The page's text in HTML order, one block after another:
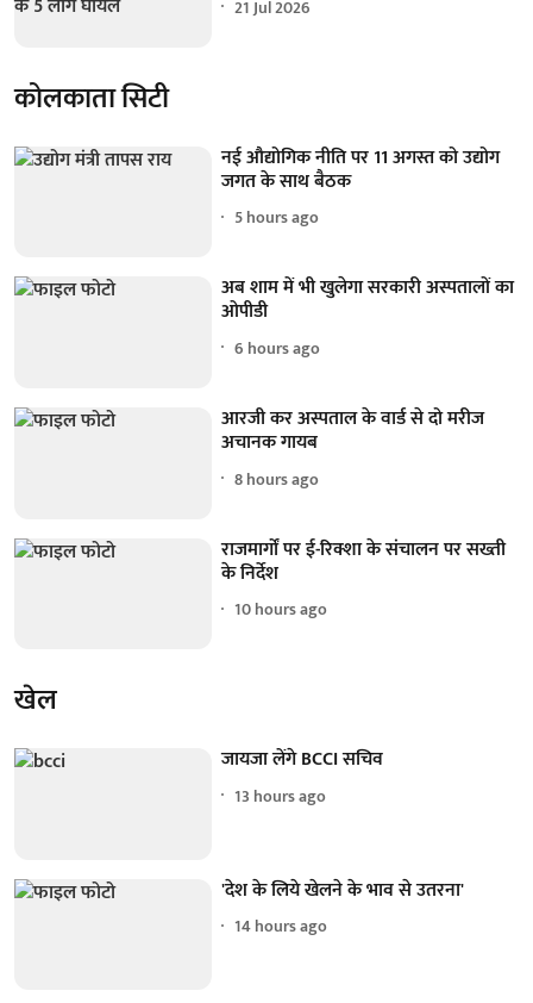
21 Jul 2026
कोलकाता सिटी
नई औद्योगिक नीति पर 11 अगस्त को उद्योग
जगत के साथ बैठक
5 hours ago
अब शाम में भी खुलेगा सरकारी अस्पतालों का
ओपीडी
6 hours ago
आरजी कर अस्पताल के वार्ड से दो मरीज
अचानक गायब
8 hours ago
राजमार्गों पर ई-रिक्शा के संचालन पर सख्ती
के निर्देश
10 hours ago
खेल
जायजा लेंगे BCCI सचिव
13 hours ago
'देश के लिये खेलने के भाव से उतरना'
14 hours ago